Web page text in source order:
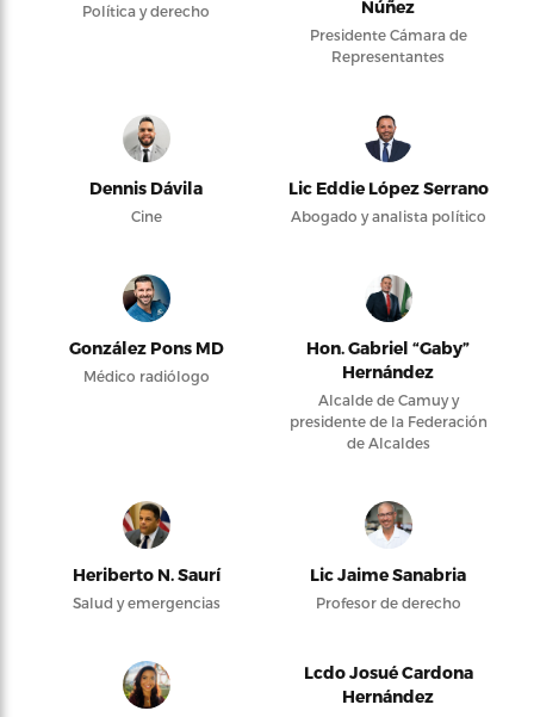
Política y derecho
Núñez
Presidente Cámara de
Representantes
Dennis Dávila
Cine
Lic Eddie López Serrano
Abogado y analista político
González Pons MD
Médico radiólogo
Hon. Gabriel “Gaby”
Hernández
Alcalde de Camuy y
presidente de la Federación
de Alcaldes
Heriberto N. Saurí
Salud y emergencias
Lic Jaime Sanabria
Profesor de derecho
Lcdo Josué Cardona
Hernández